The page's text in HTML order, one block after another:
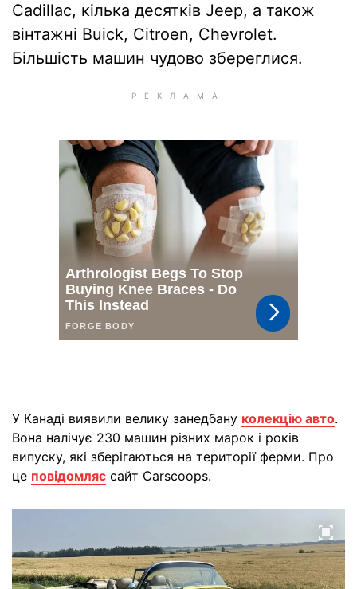
Cadillac, кілька десятків Jeep, а також
вінтажні Buick, Citroen, Chevrolet.
Більшість машин чудово збереглися.
У Канаді виявили велику занедбану колекцію авто.
Вона налічує 230 машин різних марок і років
випуску, які зберігаються на території ферми. Про
це повідомляє сайт Carscoops.